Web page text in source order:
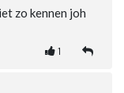
zo kennen joh
1